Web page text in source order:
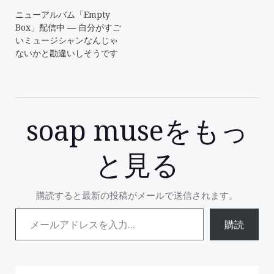
ニューアルバム「Empty
Box」配信中 ― 自分がすご
いミュージシャンなんじゃ
ないかと勘違いしそうです
soap museをもっ
と見る
購読すると最新の投稿がメールで送信されます。
メールアドレスを入力...
購読